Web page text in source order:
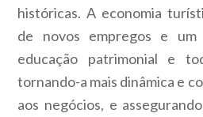
históricas. A economia
de novos empregos e
educação patrimonial e
tornando-a mais dinâmica e
aos negócios, e